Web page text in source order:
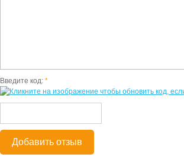
Введите код: *
Добавить отзыв